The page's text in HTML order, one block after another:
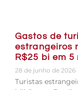
Gastos de
estrangeiros
R$25 bi em 5
28 de junho de 2026
Turistas